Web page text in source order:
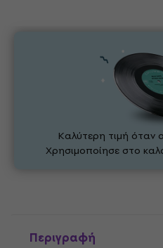
Καλύτερη τιμή όταν
Χρησιμοποίησε στο
Περιγραφή